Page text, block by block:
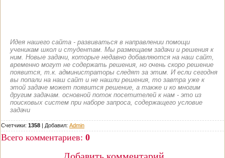
Идея нашего сайта - развиваться в направлении помощи
ученикам школ и студентам. Мы размещаем задачи и решения к
ним. Новые задачи, которые недавно добавляются на наш сайт,
временно могут не содержать решения, но очень скоро решение
появится, т.к. администраторы следят за этим. И если сегодня
вы попали на наш сайт и не нашли решения, то завтра уже к
этой задаче может появится решение, а также и ко многим
другим задачам. основной поток посетителей к нам - это из
поисковых систем при наборе запроса, содержащего условие
задачи
Счетчики: 1358 | Добавил: Admin
Всего комментариев: 0